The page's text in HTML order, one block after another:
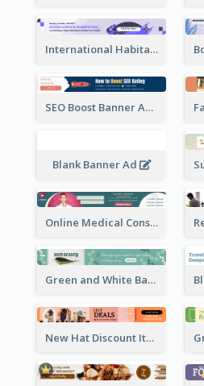
International Habitat Day Banner Ad
SEO Boost Banner Ad
Blank Banner Ad
Online Medical Consultation Banner Ad
Green and White Banner Ad
New Hat Discount Items Banner Ads